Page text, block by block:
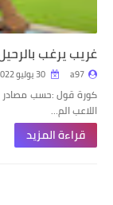
غريب يرغب
a97
كورة قول :حسب مصادر
اللاعب الم…
قراءة المزيد